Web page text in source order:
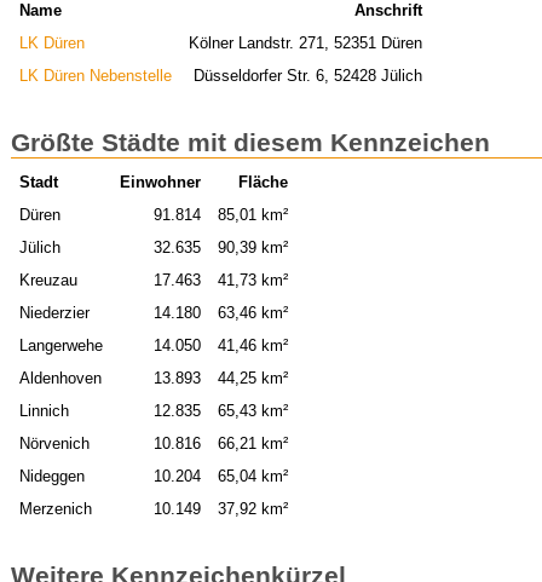
Name
Anschrift
LK Düren
Kölner Landstr. 271, 52351 Düren
LK Düren Nebenstelle
Düsseldorfer Str. 6, 52428 Jülich
Größte Städte mit diesem Kennzeichen
Stadt Einwohner
Fläche
Düren
91.814
85,01 km²
Jülich
32.635
90,39 km²
Kreuzau
17.463
41,73 km²
Niederzier
14.180
63,46 km²
Langerwehe
14.050
41,46 km²
Aldenhoven
13.893
44,25 km²
Linnich
12.835
65,43 km²
Nörvenich
10.816
66,21 km²
Nideggen
10.204
65,04 km²
Merzenich
10.149 37,92 km²
Weitere Kennzeichenkürzel